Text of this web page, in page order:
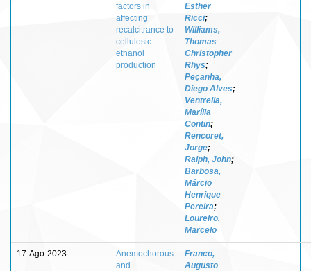
factors in
affecting
recalcitrance to
cellulosic
ethanol
production
Esther
Ricci;
Williams,
Thomas
Christopher
Rhys;
Peçanha,
Diego Alves;
Ventrella,
Marília
Contin;
Rencoret,
Jorge;
Ralph, John;
Barbosa,
Márcio
Henrique
Pereira;
Loureiro,
Marcelo
17-Ago-2023 -
Anemochorous
and
Franco,
Augusto
-